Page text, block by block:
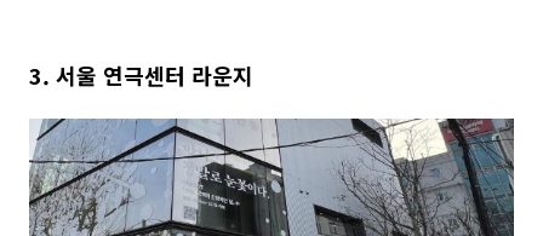
3. 서울 연극센터 라운지